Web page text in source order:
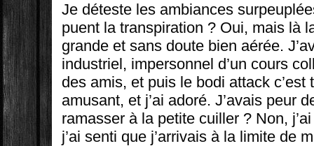
Je déteste les ambiances
puent la transpiration ? Oui, mais là
grande et sans doute bien aérée.
industriel, impersonnel d’un cours
des amis, et puis le bodi attack c’est
amusant, et j’ai adoré. J’avais peur
ramasser à la petite cuiller ? Non,
j’ai senti que j’arrivais à la limite de